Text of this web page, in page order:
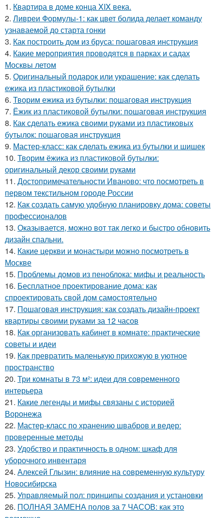
1. Квартира в доме конца XIX века.
2. Ливреи Формулы-1: как цвет болида делает команду
узнаваемой до старта гонки
3. Как построить дом из бруса: пошаговая инструкция
4. Какие мероприятия проводятся в парках и садах
Москвы летом
5. Оригинальный подарок или украшение: как сделать
ежика из пластиковой бутылки
6. Творим ежика из бутылки: пошаговая инструкция
7. Ёжик из пластиковой бутылки: пошаговая инструкция
8. Как сделать ежика своими руками из пластиковых
бутылок: пошаговая инструкция
9. Мастер-класс: как сделать ежика из бутылки и шишек
10. Творим ёжика из пластиковой бутылки:
оригинальный декор своими руками
11. Достопримечательности Иваново: что посмотреть в
первом текстильном городе России
12. Как создать самую удобную планировку дома: советы
профессионалов
13. Оказывается, можно вот так легко и быстро обновить
дизайн спальни.
14. Какие церкви и монастыри можно посмотреть в
Москве
15. Проблемы домов из пеноблока: мифы и реальность
16. Бесплатное проектирование дома: как
спроектировать свой дом самостоятельно
17. Пошаговая инструкция: как создать дизайн-проект
квартиры своими руками за 12 часов
18. Как организовать кабинет в комнате: практические
советы и идеи
19. Как превратить маленькую прихожую в уютное
пространство
20. Три комнаты в 73 м²: идеи для современного
интерьера
21. Какие легенды и мифы связаны с историей
Воронежа
22. Мастер-класс по хранению швабров и ведер:
проверенные методы
23. Удобство и практичность в одном: шкаф для
уборочного инвентаря
24. Алексей Глызин: влияние на современную культуру
Новосибирска
25. Управляемый пол: принципы создания и установки
26. ПОЛНАЯ ЗАМЕНА полов за 7 ЧАСОВ: как это